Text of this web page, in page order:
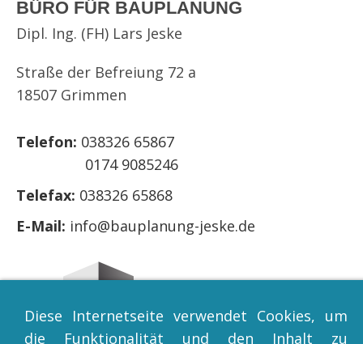
BÜRO FÜR BAUPLANUNG
Dipl. Ing. (FH) Lars Jeske
Straße der Befreiung 72 a
18507 Grimmen
Telefon: 038326 65867
0174 9085246
Telefax: 038326 65868
E-Mail: info@bauplanung-jeske.de
Diese Internetseite verwendet Cookies, um
die Funktionalität und den Inhalt zu